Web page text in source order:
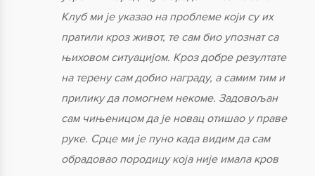
Клуб ми је указао на проблеме који су их
пратили кроз живот, те сам био упознат са
њиховом ситуацијом. Кроз добре резултате
на терену сам добио награду, а самим тим и
прилику да помогнем некоме. Задовољан
сам чињеницом да је новац отишао у праве
руке. Срце ми је пуно када видим да сам
обрадовао породицу која није имала кров